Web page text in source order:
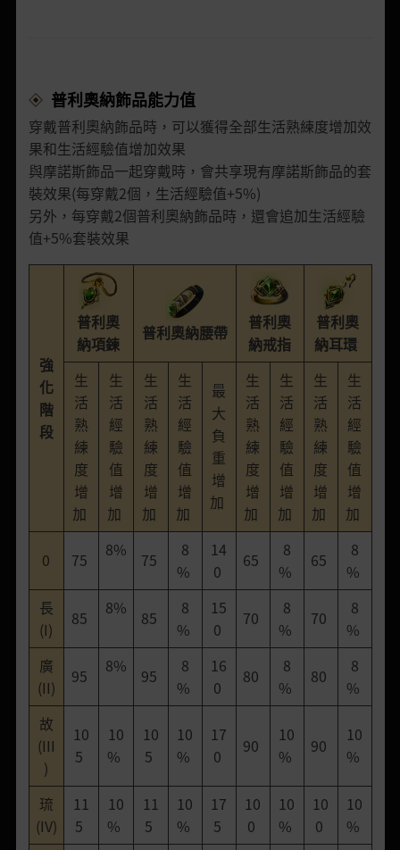
普利奧納飾品能力值
穿戴普利奧納飾品時，可以獲得全部生活熟練度增加效
果和生活經驗值增加效果
與摩諾斯飾品一起穿戴時，會共享現有摩諾斯飾品的套
裝效果(每穿戴2個，生活經驗值+5%)
另外，每穿戴2個普利奧納飾品時，還會追加生活經驗
值+5%套裝效果
強
化
階
段
普利奧
納項鍊
普利奧納腰帶
普利奧
納戒指
普利奧
納耳環
生
活
熟
練
度
增
加
生
活
經
驗
值
增
加
生
活
熟
練
度
增
加
生
活
經
驗
值
增
加
最
大
負
重
增
加
生
活
熟
練
度
增
加
生
活
經
驗
值
增
加
生
活
熟
練
度
增
加
生
活
經
驗
值
增
加
0 75 8% 75
8
%
14
0
65
8
%
65
8
%
長
(I)
85 8% 85
8
%
15
0
70
8
%
70
8
%
廣
(II)
95 8% 95
8
%
16
0
80
8
%
80
8
%
故
(III
)
10
5
10
%
10
5
10
%
17
0
90
10
%
90
10
%
琉
(IV)
11
5
10
%
11
5
10
%
17
5
10
0
10
%
10
0
10
%